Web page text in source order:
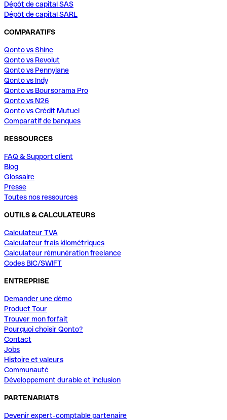
Dépôt de capital SAS
Dépôt de capital SARL
COMPARATIFS
Qonto vs Shine
Qonto vs Revolut
Qonto vs Pennylane
Qonto vs Indy
Qonto vs Boursorama Pro
Qonto vs N26
Qonto vs Crédit Mutuel
Comparatif de banques
RESSOURCES
FAQ & Support client
Blog
Glossaire
Presse
Toutes nos ressources
OUTILS & CALCULATEURS
Calculateur TVA
Calculateur frais kilométriques
Calculateur rémunération freelance
Codes BIC/SWIFT
ENTREPRISE
Demander une démo
Product Tour
Trouver mon forfait
Pourquoi choisir Qonto?
Contact
Jobs
Histoire et valeurs
Communauté
Développement durable et inclusion
PARTENARIATS
Devenir expert-comptable partenaire